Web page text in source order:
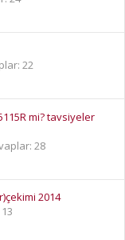
22
mi? tavsiyeler
28
2014